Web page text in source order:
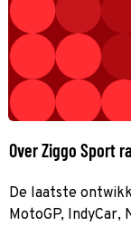
Over Ziggo Sport
De laatste
MotoGP, IndyCar,